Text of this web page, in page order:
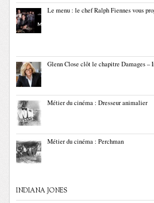
Le menu : le chef Ralph Fiennes vous
Glenn Close clôt le chapitre Damages –
Métier du cinéma : Dresseur animalier
Métier du cinéma : Perchman
INDIANA JONES